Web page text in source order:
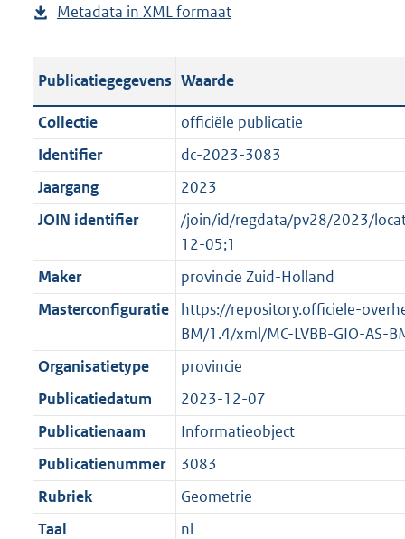
u
l
c
a
t
i
e
n
f
o
m
a
a
t
r
o
t
e
:
4
,
M
b
p
b
i
c
a
t
i
i
n
f
r
m
a
a
t
g
o
t
t
e
:
o
b
e
k
n
d
Metadata in XML formaat
t
a
n
d
g
r
o
o
t
t
e
:
2
K
b
Publicatiegegevens Waarde
Collectie
officiële publicatie
Identifier
dc-2023-3083
Jaargang
2023
JOIN identifier
/join/id/regdata/pv28/2023/
12-05;1
Maker
provincie Zuid-Holland
Masterconfiguratie
https://repository.officiele-
BM/1.4/xml/MC-LVBB-GIO-AS-
Organisatietype
provincie
Publicatiedatum
2023-12-07
Publicatienaam
Informatieobject
Publicatienummer
3083
Rubriek
Geometrie
Taal
nl